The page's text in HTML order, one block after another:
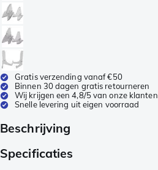
Gratis verzending vanaf €50
Binnen 30 dagen gratis retourneren
Wij krijgen een 4,8/5 van onze klanten
Snelle levering uit eigen voorraad
Beschrijving
Specificaties